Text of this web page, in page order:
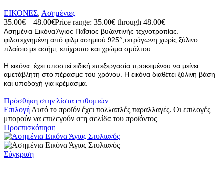
ΕΙΚΟΝΕΣ, Ασημένιες
35.00€ – 48.00€Price range: 35.00€ through 48.00€
Ασημένια Εικόνα Άγιος Παΐσιος βυζαντινής τεχνοτροπίας,
φιλοτεχνημένη από φιλμ ασημιού 925°,τετράγωνη χωρίς ξύλινο
πλαίσιο με ασήμι, επίχρυσο και χρώμα σμάλτου.
Η εικόνα έχει υποστεί ειδική επεξεργασία προκειμένου να μείνει
αμετάβλητη στο πέρασμα του χρόνου. Η εικόνα διαθέτει ξύλινη βάση
και υποδοχή για κρέμασμα.
Πρόσθήκη στην λίστα επιθυμιών
Επιλογή Αυτό το προϊόν έχει πολλαπλές παραλλαγές. Οι επιλογές
μπορούν να επιλεγούν στη σελίδα του προϊόντος
Προεπισκόπηση
Σύγκριση